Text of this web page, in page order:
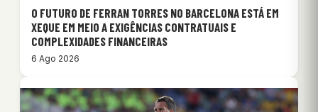
O FUTURO DE FERRAN TORRES NO BARCELONA ESTÁ EM
XEQUE EM MEIO A EXIGÊNCIAS CONTRATUAIS E
COMPLEXIDADES FINANCEIRAS
6 Ago 2026